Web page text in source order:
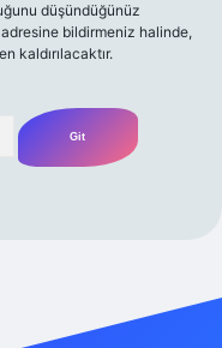
düşündüğünüz
adresine bildirmeniz halinde,
kaldırılacaktır.